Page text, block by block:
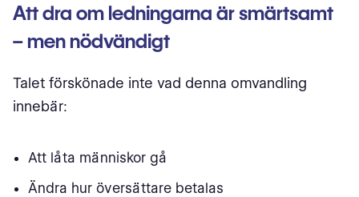
Att dra om ledningarna är smärtsamt
– men nödvändigt
Talet förskönade inte vad denna omvandling
innebär:
Att låta människor gå
Ändra hur översättare betalas